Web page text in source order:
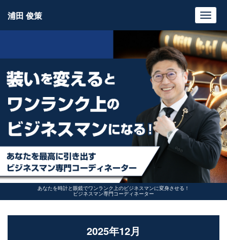
あなたを時計と眼鏡でワンランク上のビジネスマンに変身させる！
ビジネスマン専門コーディネーター
浦田 俊策
2025年12月